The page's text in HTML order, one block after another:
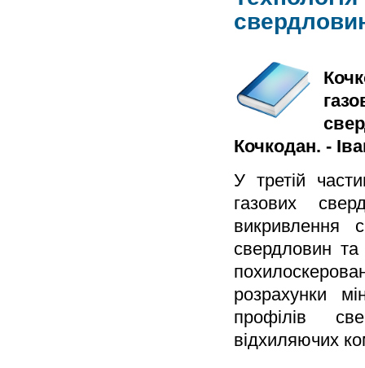
Кочкодан. -
У третій
газових
викривлення
свердловин
розрахунки
профілів
відхиляючих